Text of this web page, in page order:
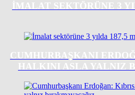
İMALAT SEKTÖRÜNE 3
CUMHURBAŞKANI
HALKINI ASLA YALNIZ